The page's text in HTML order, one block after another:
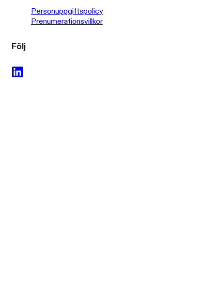
Personuppgiftspolicy
Prenumerationsvillkor
Följ